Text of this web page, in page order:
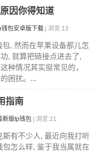
因你得知道
钱包安卓版下载 | 浏览:13
, 然而在苹果设备那儿怎
, 就算把链接点进去了,
种情况其实挺常见的，
困扰。...
指南
新版tp钱包 | 浏览:21
斯有不少人, 最近向我打听
包怎么样, 鉴于我当属就在